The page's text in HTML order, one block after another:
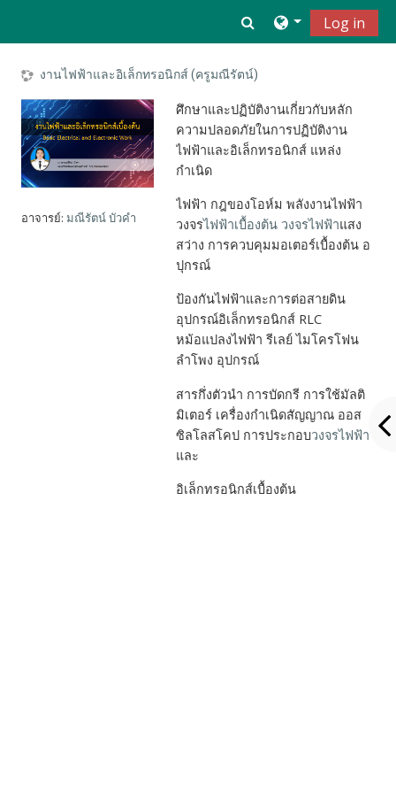
Toggle search
Log in
งานไฟฟ้าและอิเล็กทรอนิกส์ (ครูมณีรัตน์)
ศึกษาและปฏิบัติงานเกี่ยวกับหลัก
ความปลอดภัยในการปฏิบัติงาน
ไฟฟ้าและอิเล็กทรอนิกส์ แหล่ง
กำเนิด
ไฟฟ้า กฎของโอห์ม พลังงานไฟฟ้า
วงจรไฟฟ้าเบื้องต้น วงจรไฟฟ้าแสง
สว่าง การควบคุมมอเตอร์เบื้องต้น อ
ปุกรณ์
ป้องกันไฟฟ้าและการต่อสายดิน
อุปกรณ์อิเล็กทรอนิกส์ RLC
หม้อแปลงไฟฟ้า รีเลย์ ไมโครโฟน
ลำโพง อุปกรณ์
สารกึ่งตัวนำ การบัดกรี การใช้มัลติ
มิเตอร์ เครื่องกำเนิดสัญญาณ ออส
ซิลโลสโคป การประกอบวงจรไฟฟ้า
และ
อิเล็กทรอนิกส์เบื้องต้น
อาจารย์:มณีรัตน์ บัวคำ